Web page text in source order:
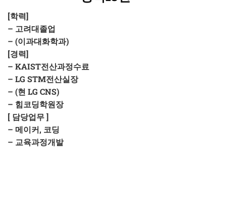
[학력]
– 고려대졸업
– (이과대화학과)
[경력]
– KAIST전산과정수료
– LG STM전산실장
– (현 LG CNS)
– 힘코딩학원장
[ 담당업무 ]
– 메이커, 코딩
– 교육과정개발